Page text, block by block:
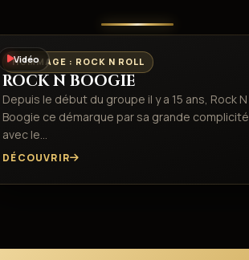
Vidéo
HOMMAGE : ROCK N ROLL
ROCK N BOOGIE
Depuis le début du groupe il y a 15 ans, Rock N
Boogie ce démarque par sa grande complicité
avec le…
DÉCOUVRIR